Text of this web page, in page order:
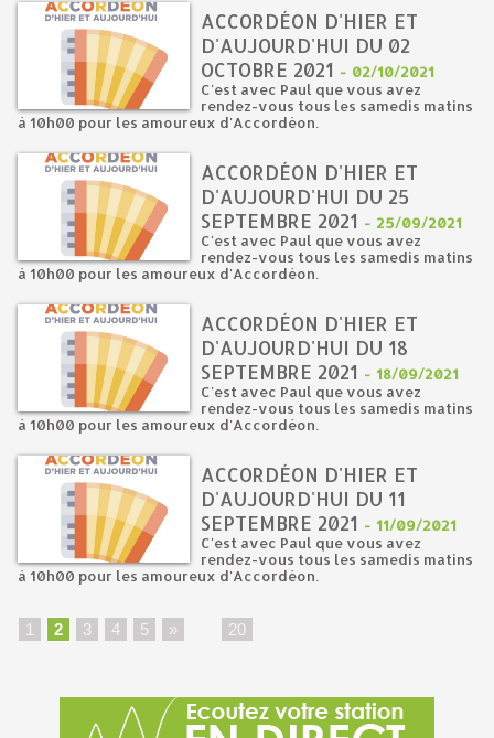
ACCORDÉON D'HIER ET
D'AUJOURD'HUI DU 02
OCTOBRE 2021 - 02/10/2021
C'est avec Paul que vous avez
rendez-vous tous les samedis matins
à 10h00 pour les amoureux d'Accordéon.
ACCORDÉON D'HIER ET
D'AUJOURD'HUI DU 25
SEPTEMBRE 2021 - 25/09/2021
C'est avec Paul que vous avez
rendez-vous tous les samedis matins
à 10h00 pour les amoureux d'Accordéon.
ACCORDÉON D'HIER ET
D'AUJOURD'HUI DU 18
SEPTEMBRE 2021 - 18/09/2021
C'est avec Paul que vous avez
rendez-vous tous les samedis matins
à 10h00 pour les amoureux d'Accordéon.
ACCORDÉON D'HIER ET
D'AUJOURD'HUI DU 11
SEPTEMBRE 2021 - 11/09/2021
C'est avec Paul que vous avez
rendez-vous tous les samedis matins
à 10h00 pour les amoureux d'Accordéon.
1 2 3 4 5 » 20